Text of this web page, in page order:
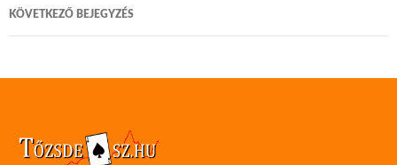
KÖVETKEZŐ BEJEGYZÉS